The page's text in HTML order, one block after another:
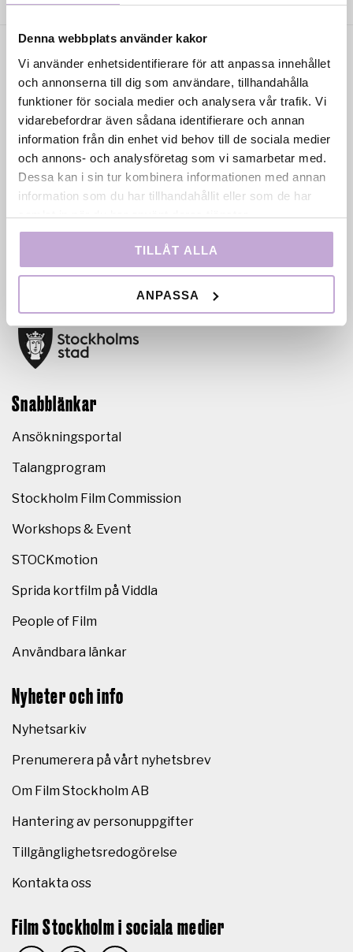
Denna webbplats använder kakor
Vi använder enhetsidentifierare för att anpassa innehållet
och annonserna till dig som användare, tillhandahålla
funktioner för sociala medier och analysera vår trafik. Vi
vidarebefordrar även sådana identifierare och annan
information från din enhet vid behov till de sociala medier
och annons- och analysföretag som vi samarbetar med.
Dessa kan i sin tur kombinera informationen med annan
information som du har tillhandahållit eller som de har
samlat in när du har använt deras tjänster.
TILLÅT ALLA
ANPASSA
Film Stockholm AB är en regional filmfond med
uppdrag att skapa förutsättningar för film- och tv-
produktion i huvudstadsregionen genom
talangutveckling. Bolaget ägs av Region Stockholm
och drivs i nära samarbete med Stockholms stad.
Snabblänkar
Ansökningsportal
Talangprogram
Stockholm Film Commission
Workshops & Event
STOCKmotion
Sprida kortfilm på Viddla
People of Film
Användbara länkar
Nyheter och info
Nyhetsarkiv
Prenumerera på vårt nyhetsbrev
Om Film Stockholm AB
Hantering av personuppgifter
Tillgänglighetsredogörelse
Kontakta oss
Film Stockholm i sociala medier